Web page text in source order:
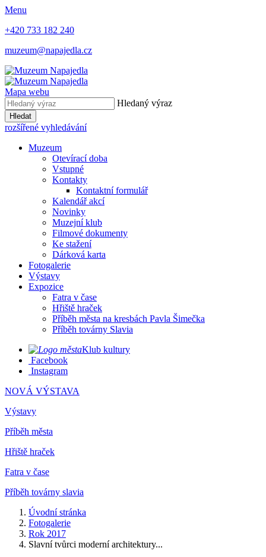
Menu
+420 733 182 240
muzeum@napajedla.cz
Mapa webu
Hledaný výraz
Hledat
rozšířené vyhledávání
Muzeum
Otevírací doba
Vstupné
Kontakty
Kontaktní formulář
Kalendář akcí
Novinky
Muzejní klub
Filmové dokumenty
Ke stažení
Dárková karta
Fotogalerie
Výstavy
Expozice
Fatra v čase
Hřiště hraček
Příběh města na kresbách Pavla Šimečka
Příběh továrny Slavia
Klub kultury
Facebook
Instagram
NOVÁ VÝSTAVA
Výstavy
Příběh města
Hřiště hraček
Fatra v čase
Příběh továrny slavia
Úvodní stránka
Fotogalerie
Rok 2017
Slavní tvůrci moderní architektury...